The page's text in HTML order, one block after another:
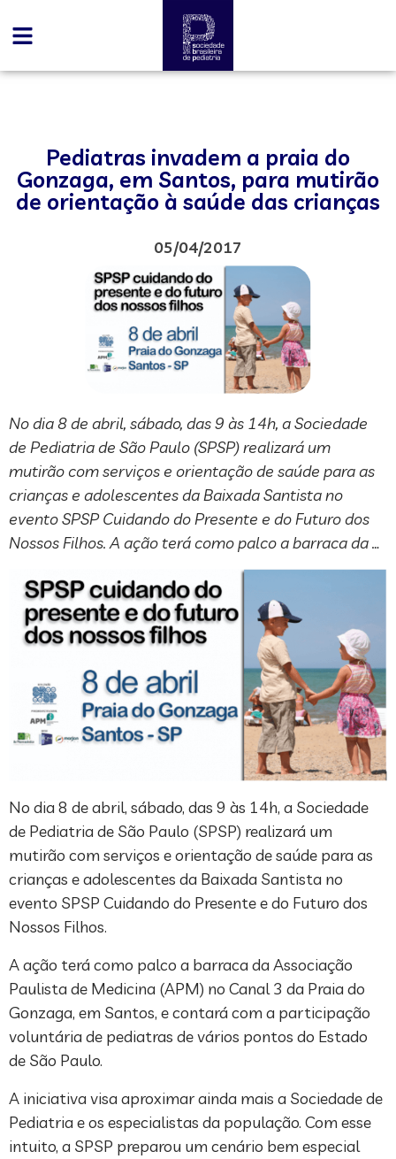
Pediatras invadem a praia do
Gonzaga, em Santos, para mutirão
de orientação à saúde das crianças
05/04/2017
No dia 8 de abril, sábado, das 9 às 14h, a Sociedade
de Pediatria de São Paulo (SPSP) realizará um
mutirão com serviços e orientação de saúde para as
crianças e adolescentes da Baixada Santista no
evento SPSP Cuidando do Presente e do Futuro dos
Nossos Filhos. A ação terá como palco a barraca da …
No dia 8 de abril, sábado, das 9 às 14h, a Sociedade
de Pediatria de São Paulo (SPSP) realizará um
mutirão com serviços e orientação de saúde para as
crianças e adolescentes da Baixada Santista no
evento SPSP Cuidando do Presente e do Futuro dos
Nossos Filhos.
A ação terá como palco a barraca da Associação
Paulista de Medicina (APM) no Canal 3 da Praia do
Gonzaga, em Santos, e contará com a participação
voluntária de pediatras de vários pontos do Estado
de São Paulo.
A iniciativa visa aproximar ainda mais a Sociedade de
Pediatria e os especialistas da população. Com esse
intuito, a SPSP preparou um cenário bem especial